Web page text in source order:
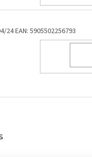
24EAN: 5905502256793